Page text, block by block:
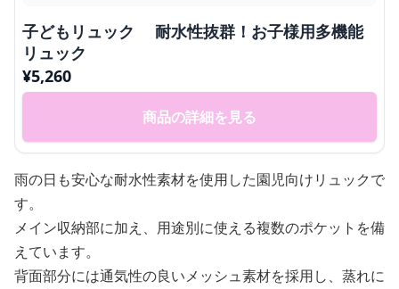
子どもリュック 耐水性抜群！お子様用多機能
リュック
¥5,260
商品の詳細を見る
雨の日も安心な耐水性素材を使用した園児向けリュックで
す。
メイン収納部に加え、用途別に使える複数のポケットを備
えています。
背面部分には通気性の良いメッシュ素材を採用し、蒸れに